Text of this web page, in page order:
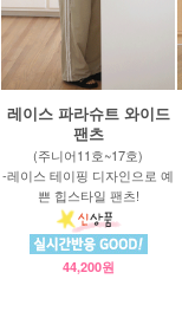
레이스 파라슈트 와이드
팬츠
(주니어11호~17호)
-레이스 테이핑 디자인으로 예
쁜 힙스타일 팬츠!
44,200원